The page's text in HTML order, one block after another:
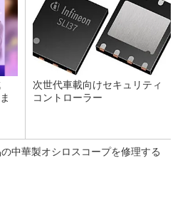
次世代車載向けセキュリティ
コントローラー
中華製オシロスコープを修理する